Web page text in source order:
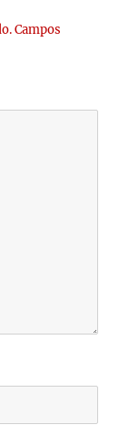
Campos